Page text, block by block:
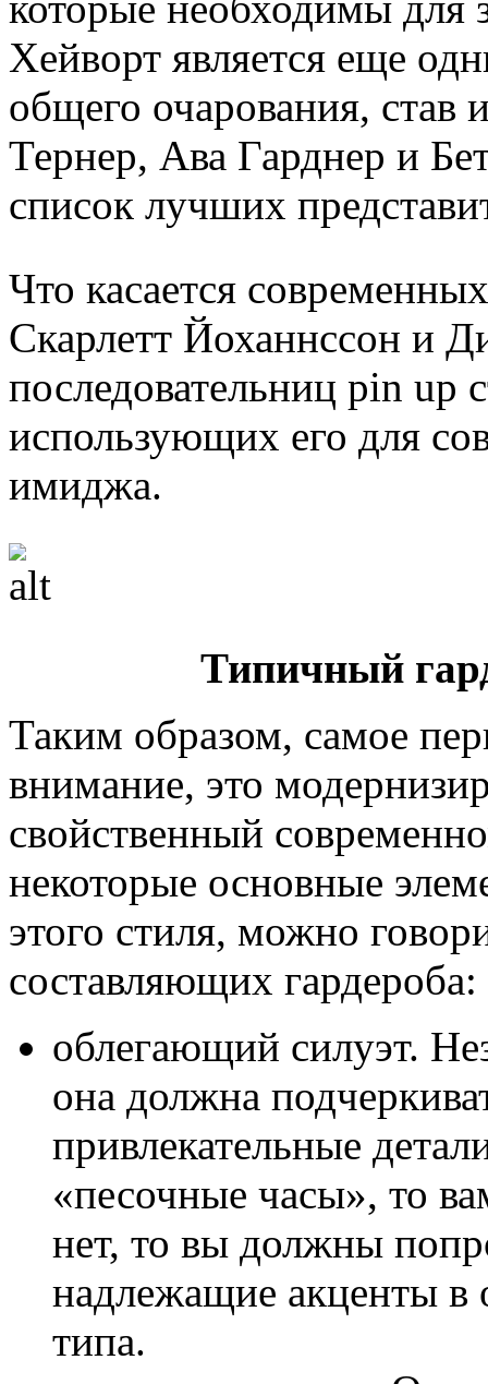
Хейворт является еще
общего очарования, став
Тернер, Ава Гарднер и
список лучших
Что касается
Скарлетт Йоханнссон и
последовательниц pin up
использующих его для
имиджа.
Типичный
Таким образом, самое
внимание, это
свойственный
некоторые основные
этого стиля, можно
составляющих гардероба:
облегающий силуэт.
она должна
привлекательные
«песочные часы», то
нет, то вы должны
надлежащие акценты в
типа.